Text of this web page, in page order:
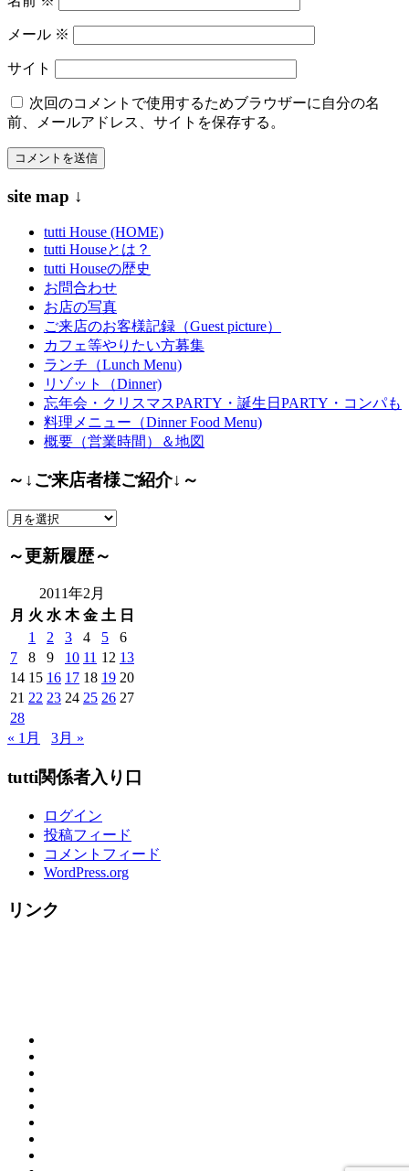
メール ※
サイト
次回のコメントで使用するためブラウザーに自分の名
前、メールアドレス、サイトを保存する。
site map ↓
tutti House (HOME)
tutti Houseとは？
tutti Houseの歴史
お問合わせ
お店の写真
ご来店のお客様記録（Guest picture）
カフェ等やりたい方募集
ランチ（Lunch Menu)
リゾット（Dinner)
忘年会・クリスマスPARTY・誕生日PARTY・コンパも
料理メニュー（Dinner Food Menu)
概要（営業時間）＆地図
～↓ご来店者様ご紹介↓～
～
ご
者
ご
紹
介
↓
～
～更新履歴～
2011年2月
月 火 水 木 金 土 日
1
2 3 4 5
6
7
8 9 10 11 12 13
14 15 16 17 18 19 20
21 22 23 24 25 26 27
28
« 1月
3月 »
tutti関係者入り口
ログイン
投稿フィード
コメントフィード
WordPress.org
リンク